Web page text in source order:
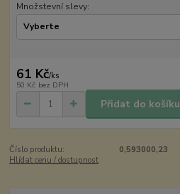
Množstevní slevy:
61 Kč/ks
50 Kč bez DPH
Přidat do košíku
Číslo produktu:
0,593000,23
Hlídat cenu / dostupnost